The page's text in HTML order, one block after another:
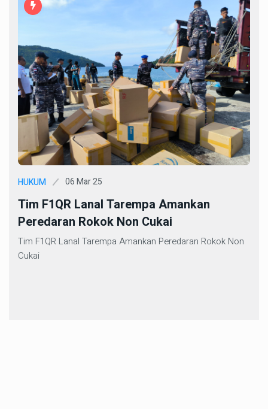
HUKUM 06 Mar 25
Tim F1QR Lanal Tarempa Amankan
Peredaran Rokok Non Cukai
Tim F1QR Lanal Tarempa Amankan Peredaran Rokok Non
Cukai